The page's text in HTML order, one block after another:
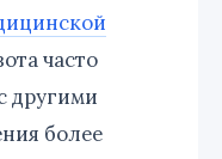
часто
другими
более